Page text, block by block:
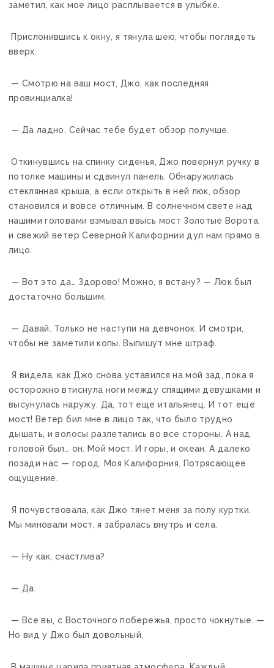
заметил, как мое лицо расплывается в улыбке.
Прислонившись к окну, я тянула шею, чтобы поглядеть
вверх.
— Смотрю на ваш мост, Джо, как последняя
провинциалка!
— Да ладно. Сейчас тебе будет обзор получше.
Откинувшись на спинку сиденья, Джо повернул ручку в
потолке машины и сдвинул панель. Обнаружилась
стеклянная крыша, а если открыть в ней люк, обзор
становился и вовсе отличным. В солнечном свете над
нашими головами взмывал ввысь мост Золотые Ворота,
и свежий ветер Северной Калифорнии дул нам прямо в
лицо.
— Вот это да… Здорово! Можно, я встану? — Люк был
достаточно большим.
— Давай. Только не наступи на девчонок. И смотри,
чтобы не заметили копы. Выпишут мне штраф.
Я видела, как Джо снова уставился на мой зад, пока я
осторожно втиснула ноги между спящими девушками и
высунулась наружу. Да, тот еще итальянец. И тот еще
мост! Ветер бил мне в лицо так, что было трудно
дышать, и волосы разлетались во все стороны. А над
головой был… он. Мой мост. И горы, и океан. А далеко
позади нас — город. Моя Калифорния. Потрясающее
ощущение.
Я почувствовала, как Джо тянет меня за полу куртки.
Мы миновали мост, я забралась внутрь и села.
— Ну как, счастлива?
— Да.
— Все вы, с Восточного побережья, просто чокнутые. —
Но вид у Джо был довольный.